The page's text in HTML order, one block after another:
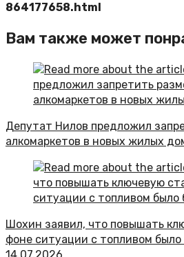
864177658.html
Вам также может
Депутат Нилов предложил
алкомаркетов в новых жилых
Шохин заявил, что повышать
фоне ситуации с топливом